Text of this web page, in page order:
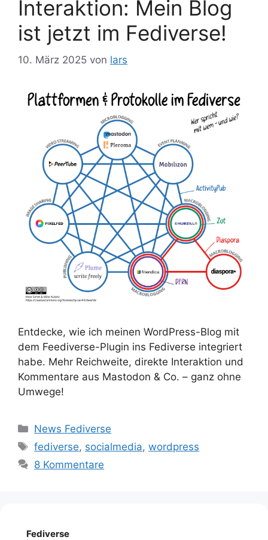
Interaktion: Mein Blog
ist jetzt im Fediverse!
10. März 2025 von lars
Entdecke, wie ich meinen WordPress-Blog mit
dem Feediverse-Plugin ins Fediverse integriert
habe. Mehr Reichweite, direkte Interaktion und
Kommentare aus Mastodon & Co. – ganz ohne
Umwege!
Kategorien
News Fediverse
Schlagwörter
fediverse, socialmedia,wordpress
8 Kommentare
Fediverse